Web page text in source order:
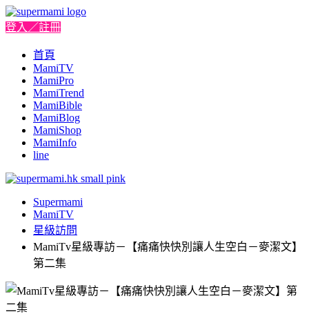
登入／註冊
首頁
MamiTV
MamiPro
MamiTrend
MamiBible
MamiBlog
MamiShop
MamiInfo
line
Supermami
MamiTV
星級訪問
MamiTv星級專訪－【痛痛快快別讓人生空白－麥潔文】
第二集